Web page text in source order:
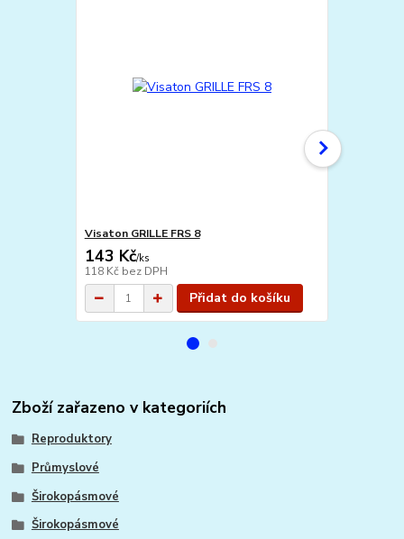
Visaton GRILLE FRS 8
143 Kč/ks
118 Kč bez DPH
Přidat do košíku
Zboží zařazeno v kategoriích
Reproduktory
Průmyslové
Širokopásmové
Širokopásmové